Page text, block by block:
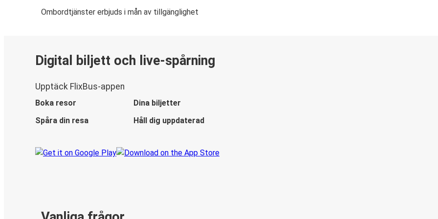
Ombordtjänster erbjuds i mån av tillgänglighet
Digital biljett och live-spårning
Upptäck FlixBus-appen
Boka resor
Dina biljetter
Spåra din resa
Håll dig uppdaterad